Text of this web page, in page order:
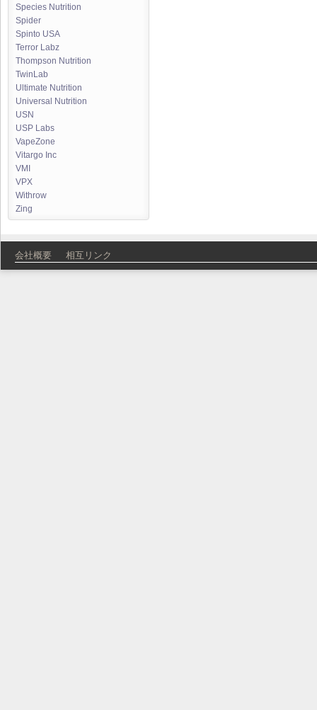
Species Nutrition
Spider
Spinto USA
Terror Labz
Thompson Nutrition
TwinLab
Ultimate Nutrition
Universal Nutrition
USN
USP Labs
VapeZone
Vitargo Inc
VMI
VPX
Withrow
Zing
会社概要 相互リンク